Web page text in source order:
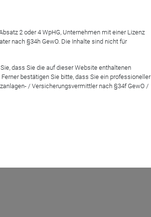
am
2 oder 4 WpHG, Unternehmen mit einer Lizenz
nach §34h GewO. Die Inhalte sind nicht für
dass Sie die auf dieser Website enthaltenen
bestätigen Sie bitte, dass Sie ein professioneller
/ Versicherungsvermittler nach §34f GewO /